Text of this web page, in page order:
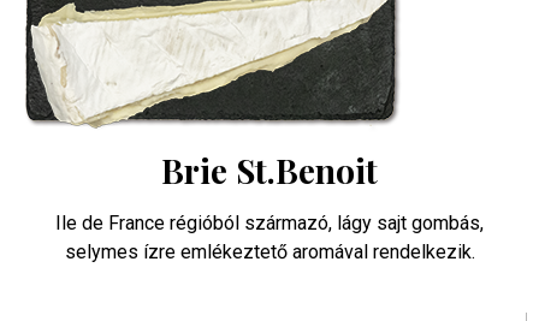
Brie St.Benoit
Ile de France régióból származó, lágy sajt gombás,
selymes ízre emlékeztető aromával rendelkezik.